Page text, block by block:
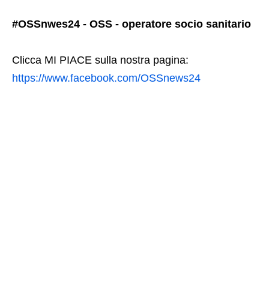
#OSSnwes24 - OSS - operatore socio sanitario
Clicca MI PIACE sulla nostra pagina:
https://www.facebook.com/OSSnews24